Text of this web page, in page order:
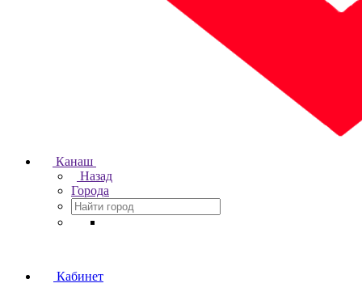
Канаш
Назад
Города
Кабинет